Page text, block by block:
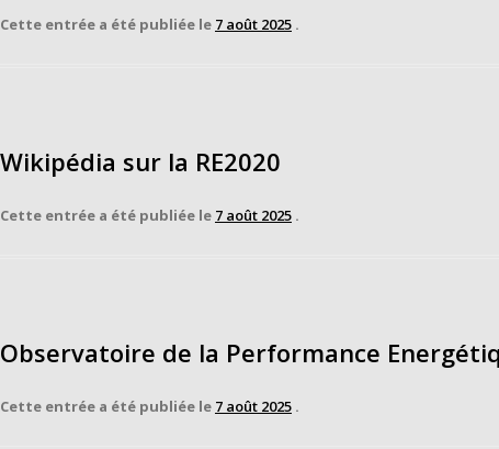
Cette entrée a été publiée le 7 août 2025 .
Wikipédia sur la RE2020
Cette entrée a été publiée le 7 août 2025 .
Observatoire de la Performance
Cette entrée a été publiée le 7 août 2025 .